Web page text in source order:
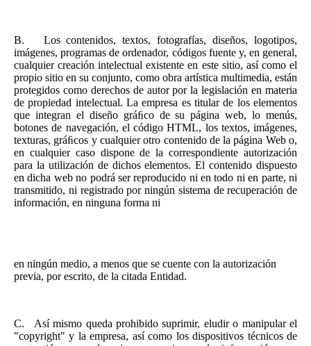
B.
Los contenidos, textos, fotografías, diseños, logotipos,
imágenes, programas de ordenador, códigos fuente y, en general,
cualquier creación intelectual existente en este sitio, así como el
propio sitio en su conjunto, como obra artística multimedia, están
protegidos como derechos de autor por la legislación en materia
de propiedad intelectual. La empresa es titular de los elementos
que integran el diseño gráﬁco de su página web, lo menús,
botones de navegación, el código HTML, los textos, imágenes,
texturas, gráﬁcos y cualquier otro contenido de la página Web o,
en cualquier caso dispone de la correspondiente autorización
para la utilización de dichos elementos. El contenido dispuesto
en dicha web no podrá ser reproducido ni en todo ni en parte, ni
transmitido, ni registrado por ningún sistema de recuperación de
información, en ninguna forma ni
en ningún medio, a menos que se cuente con la autorización
previa, por escrito, de la citada Entidad.
C.
Así mismo queda prohibido suprimir, eludir o manipular el
"copyright" y la empresa, así como los dispositivos técnicos de